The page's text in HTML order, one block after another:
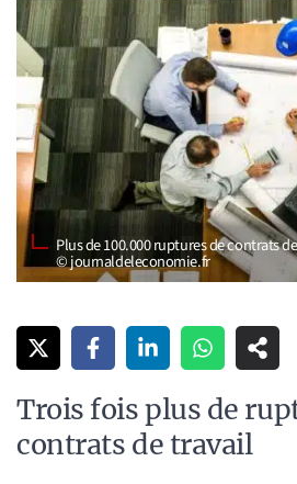
Plus de 100.000 ruptures de contrats
© journaldeleconomie.fr
Trois fois plus de
contrats de travail